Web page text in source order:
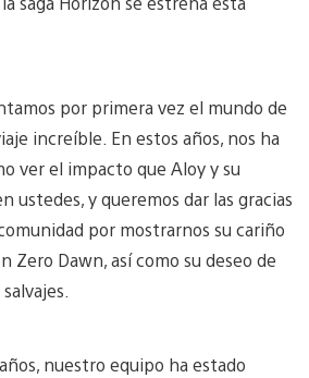
por primera vez el mundo de
increíble. En estos años, nos ha
ver el impacto que Aloy y su
ustedes, y queremos dar las gracias
por mostrarnos su cariño
Zero Dawn, así como su deseo de
nuestro equipo ha estado